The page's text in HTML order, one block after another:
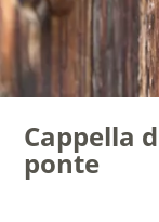
Cappella
ponte